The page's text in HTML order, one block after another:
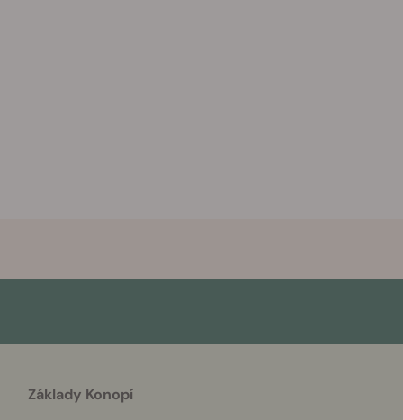
Základy Konopí